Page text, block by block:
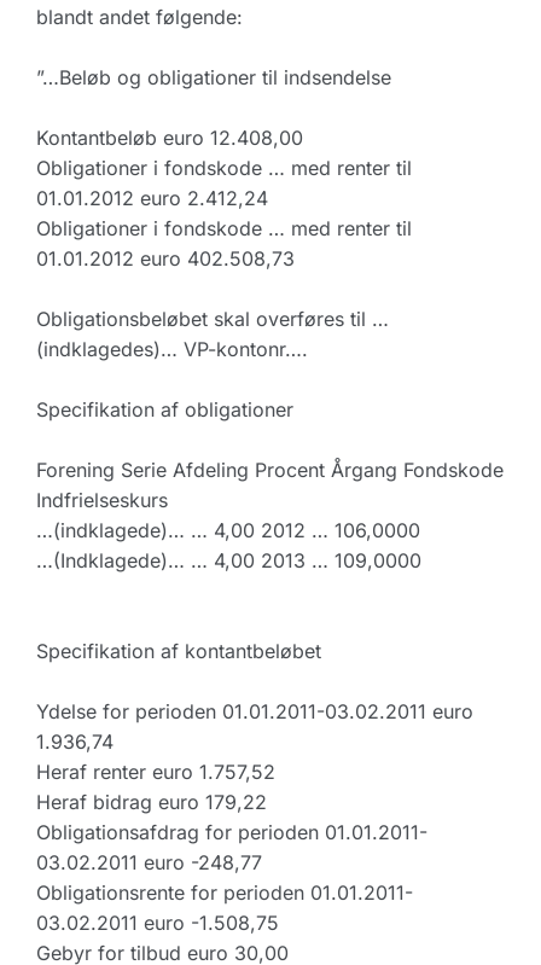
blandt andet følgende:
”…Beløb og obligationer til indsendelse
Kontantbeløb euro 12.408,00
Obligationer i fondskode … med renter til
01.01.2012 euro 2.412,24
Obligationer i fondskode … med renter til
01.01.2012 euro 402.508,73
Obligationsbeløbet skal overføres til …
(indklagedes)… VP-kontonr….
Specifikation af obligationer
Forening Serie Afdeling Procent Årgang Fondskode
Indfrielseskurs
…(indklagede)… … 4,00 2012 … 106,0000
…(Indklagede)… … 4,00 2013 … 109,0000
Specifikation af kontantbeløbet
Ydelse for perioden 01.01.2011-03.02.2011 euro
1.936,74
Heraf renter euro 1.757,52
Heraf bidrag euro 179,22
Obligationsafdrag for perioden 01.01.2011-
03.02.2011 euro -248,77
Obligationsrente for perioden 01.01.2011-
03.02.2011 euro -1.508,75
Gebyr for tilbud euro 30,00